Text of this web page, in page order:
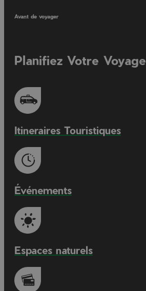
Avant de voyager
Planifiez Votre Voyage
Itineraires Touristiques
Événements
Espaces naturels